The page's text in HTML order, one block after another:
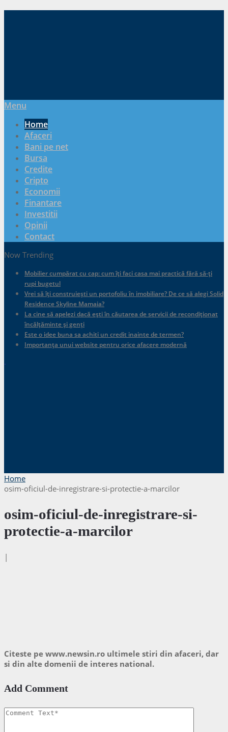
Menu
Home
Afaceri
Bani pe net
Bursa
Credite
Cripto
Economii
Finantare
Investitii
Opinii
Contact
Now Trending
Mobilier cumpărat cu cap: cum îți faci casa mai practică fără să-ți
rupi bugetul
Vrei să îți construiești un portofoliu în imobiliare? De ce să alegi Solid
Residence Skyline Mamaia?
La cine să apelezi dacă ești în căutarea de servicii de recondiționat
încălțăminte și genți
Este o idee buna sa achiti un credit inainte de termen?
Importanța unui website pentru orice afacere modernă
.
Home
osim-oficiul-de-inregistrare-si-protectie-a-marcilor
osim-oficiul-de-inregistrare-si-
protectie-a-marcilor
|
Citeste pe www.newsin.ro ultimele stiri din afaceri, dar
si din alte domenii de interes national.
Add Comment